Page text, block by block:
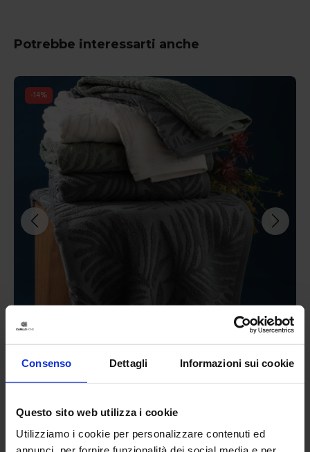
Consenso Dettagli Informazioni sui cookie
Questo sito web utilizza i cookie
Utilizziamo i cookie per personalizzare contenuti ed
Potrebbe interessarti anche
-14%
Riviera
34,90€ Da 30,00€
Colori disponibili
Carta da zucchero
Grigio scuro
Bianco Verde +1colore